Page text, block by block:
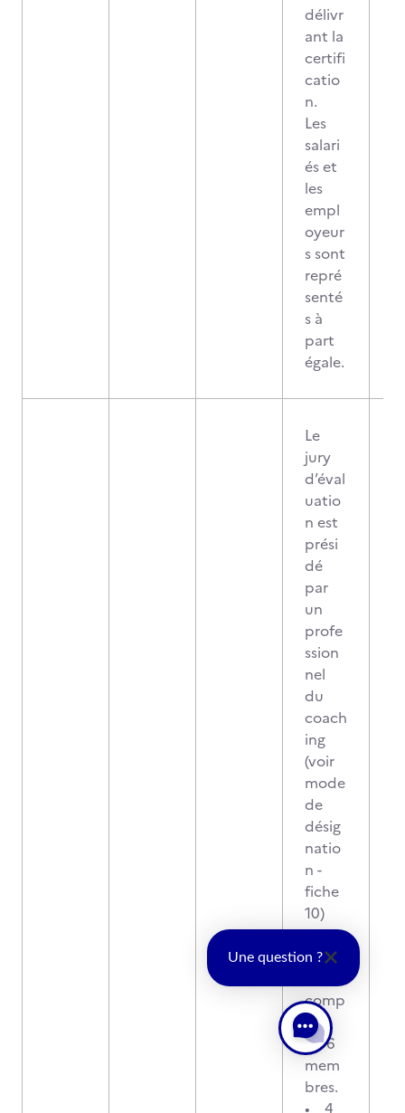
délivr
ant la
certifi
catio
n.
Les
salari
és et
les
empl
oyeur
s sont
repré
senté
s à
part
égale.
Le
jury
d’éval
uatio
n est
prési
dé
par
un
profe
ssion
nel
du
coach
ing
(voir
mode
de
désig
natio
n -
fiche
10)
Le
jury
comp
osé
de 6
mem
bres.
• 4
Une question ?